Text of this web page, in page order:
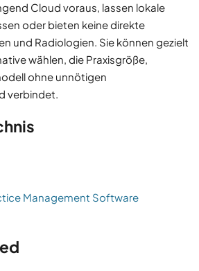
Cloud voraus, lassen lokale
oder bieten keine direkte
und Radiologien. Sie können gezielt
wählen, die Praxisgröße,
ohne unnötigen
verbindet.
Management Software